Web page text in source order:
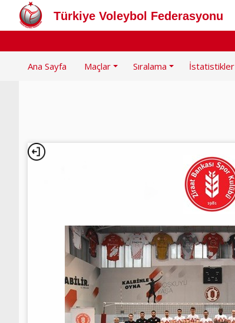
Türkiye Voleybol Federasyonu
Ana Sayfa Maçlar Sıralama İstatistikler